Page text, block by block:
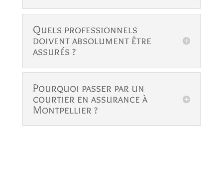
Quels professionnels
doivent absolument être
assurés ?
Pourquoi passer par un
courtier en assurance à
Montpellier ?